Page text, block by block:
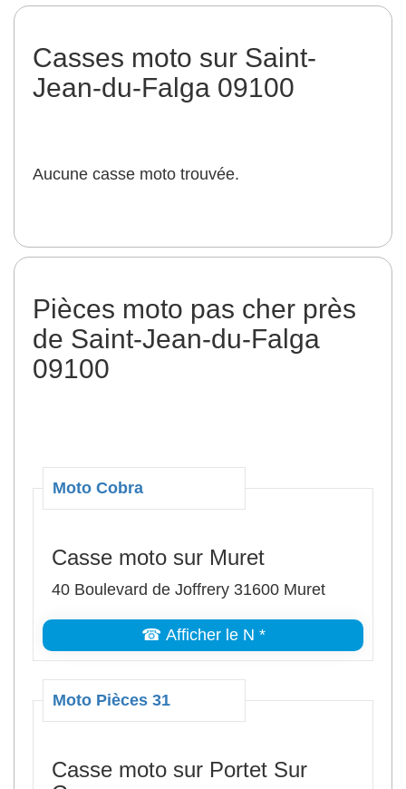
Casses moto sur Saint-
Jean-du-Falga 09100
Aucune casse moto trouvée.
Pièces moto pas cher près
de Saint-Jean-du-Falga
09100
Moto Cobra
Casse moto sur Muret
40 Boulevard de Joffrery 31600 Muret
☎ Afficher le N *
Moto Pièces 31
Casse moto sur Portet Sur